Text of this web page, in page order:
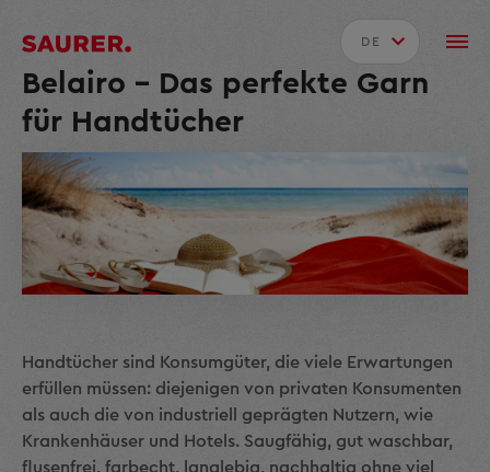
DE
Belairo – Das perfekte Garn
für Handtücher
Handtücher sind Konsumgüter, die viele Erwartungen
erfüllen müssen: diejenigen von privaten Konsumenten
als auch die von industriell geprägten Nutzern, wie
Krankenhäuser und Hotels. Saug­fähig, gut waschbar,
flusenfrei, farbecht, langlebig, nachhaltig ohne viel